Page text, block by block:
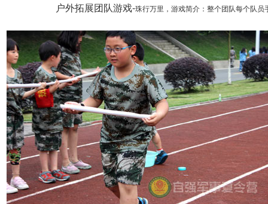
户外拓展团队游戏-珠行万里， 游戏简介：整个团队每个队